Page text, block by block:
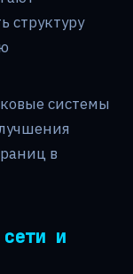
структуру
системы
в
сети и